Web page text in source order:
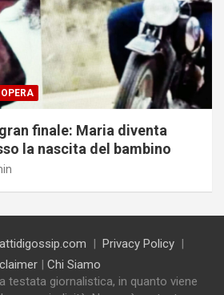
finale: Maria diventa
la nascita del bambino
Privacy Policy
| Chi Siamo
testata giornalistica, in quanto viene